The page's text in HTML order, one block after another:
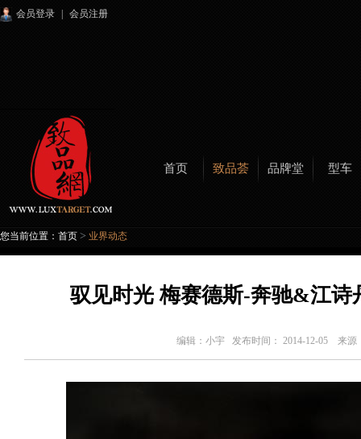
会员登录 会员注册
首页 致品荟 品牌堂 型车
您当前位置： 首页 > 业界动态
驭见时光 梅赛德斯-奔驰&江诗
编辑： 小宇 发布时间： 2014-12-05 来源